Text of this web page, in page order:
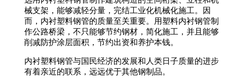
械支架，能够减轻分量，完结工业化机械化施工。因
而，内衬塑料钢管的质量至关重要。用塑料内衬钢管制
作公路桥梁，不只能够节约钢材，简化施工，并且能够
削减防护涂层面积，节约出资和养护本钱。
内衬塑料钢管与国民经济的发展和人类日子质量的进步
有着亲近的联系，远远优于其他钢制品。